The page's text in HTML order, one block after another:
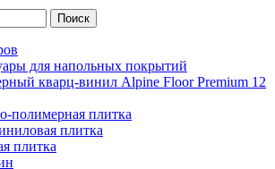
Поиск
для напольных покрытий
кварц-винил Alpine Floor Premium 12
полимерная плитка
плитка
плитка